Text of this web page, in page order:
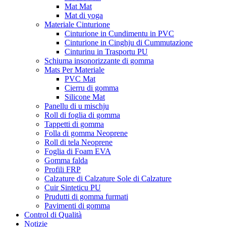
Mat Mat
Mat di yoga
Materiale Cinturione
Cinturione in Cundimentu in PVC
Cinturione in Cinghju di Cummutazione
Cinturinu in Trasportu PU
Schiuma insonorizzante di gomma
Mats Per Materiale
PVC Mat
Cierru di gomma
Silicone Mat
Panellu di u mischju
Roll di foglia di gomma
Tappetti di gomma
Folla di gomma Neoprene
Roll di tela Neoprene
Foglia di Foam EVA
Gomma falda
Profili FRP
Calzature di Calzature Sole di Calzature
Cuir Sinteticu PU
Prudutti di gomma furmati
Pavimenti di gomma
Control di Qualità
Notizie